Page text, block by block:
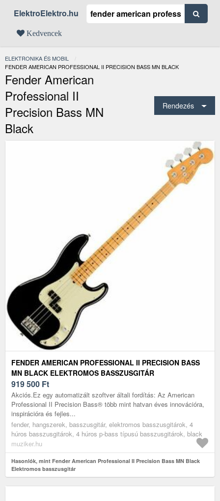
ElektroElektro.hu
Kedvencek
ELEKTRONIKA ÉS MOBIL
JELENLEGI:
FENDER AMERICAN PROFESSIONAL II PRECISION BASS MN BLACK
Fender American
Professional II
Precision Bass MN
Black
Rendezés
FENDER AMERICAN PROFESSIONAL II PRECISION BASS
MN BLACK ELEKTROMOS BASSZUSGITÁR
919 500 Ft
Akciós.Ez egy automatizált szoftver általi fordítás: Az American
Professional II Precision Bass® több mint hatvan éves innovációra,
inspirációra és fejles...
fender, hangszerek, basszusgitár, elektromos basszusgitárok, 4
húros basszusgitárok, 4 húros p-bass típusú basszusgitárok, black
muziker.hu
Hasonlók, mint Fender American Professional II Precision Bass MN Black
Elektromos basszusgitár